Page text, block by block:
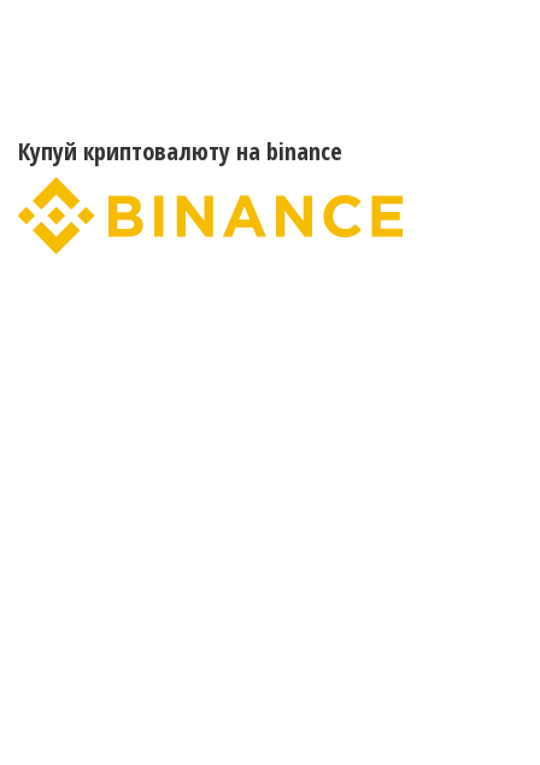
Купуй криптовалюту на binance